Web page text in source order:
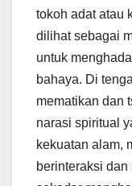
tokoh adat atau
dilihat sebagai
untuk
bahaya. Di
mematikan dan
narasi spiritual
kekuatan alam,
berinteraksi